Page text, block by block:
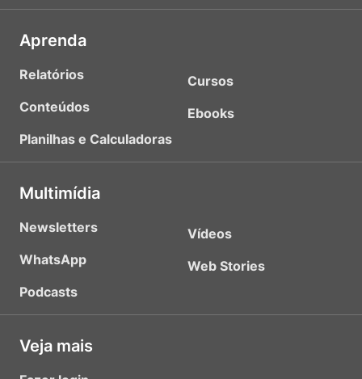
Aprenda
Relatórios
Conteúdos
Planilhas e Calculadoras
Cursos
Ebooks
Multimídia
Newsletters
WhatsApp
Podcasts
Vídeos
Web Stories
Veja mais